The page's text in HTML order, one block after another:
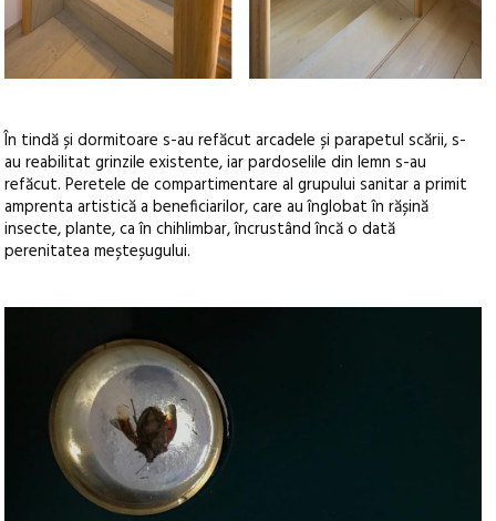
În tindă și dormitoare s-au refăcut arcadele și parapetul scării, s-
au reabilitat grinzile existente, iar pardoselile din lemn s-au
refăcut. Peretele de compartimentare al grupului sanitar a primit
amprenta artistică a beneficiarilor, care au înglobat în rășină
insecte, plante, ca în chihlimbar, încrustând încă o dată
perenitatea meșteșugului.